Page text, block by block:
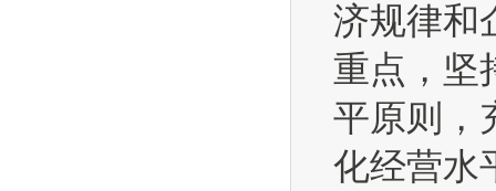
济规律和
重点，坚
平原则，
化经营水